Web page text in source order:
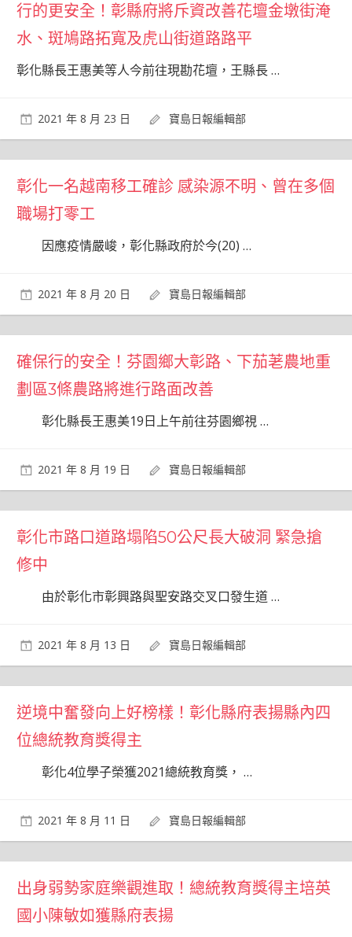
行的更安全！彰縣府將斥資改善花壇金墩街淹
水、斑鳩路拓寬及虎山街道路路平
彰化縣長王惠美等人今前往現勘花壇，王縣長…
2021 年 8 月 23 日 寶島日報編輯部
彰化一名越南移工確診 感染源不明、曾在多個
職場打零工
因應疫情嚴峻，彰化縣政府於今(20)…
2021 年 8 月 20 日 寶島日報編輯部
確保行的安全！芬園鄉大彰路、下茄荖農地重
劃區3條農路將進行路面改善
彰化縣長王惠美19日上午前往芬園鄉視…
2021 年 8 月 19 日 寶島日報編輯部
彰化市路口道路塌陷50公尺長大破洞 緊急搶
修中
由於彰化市彰興路與聖安路交叉口發生道…
2021 年 8 月 13 日 寶島日報編輯部
逆境中奮發向上好榜樣！彰化縣府表揚縣內四
位總統教育獎得主
彰化4位學子榮獲2021總統教育獎，…
2021 年 8 月 11 日 寶島日報編輯部
出身弱勢家庭樂觀進取！總統教育獎得主培英
國小陳敏如獲縣府表揚